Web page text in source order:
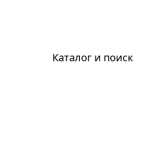
Каталог и поиск